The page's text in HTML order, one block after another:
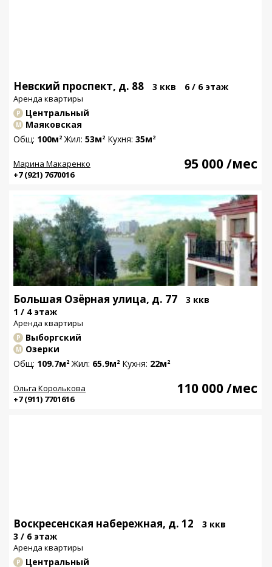
95 000/мес
Марина Макаренко
+7 (921) 7670016
Невский проспект, д. 88 3 ккв 6 / 6 этаж
Аренда квартиры
Р Центральный
М Маяковская
Общ: 100м2Жил: 53м2Кухня: 35м2
110 000/мес
Ольга Королькова
+7 (911) 7701616
Большая Озёрная улица, д. 77
3 ккв
1 / 4 этаж
Аренда квартиры
Р Выборгский
М Озерки
Общ: 109.7м2Жил: 65.9м2Кухня: 22м2
Воскресенская набережная, д. 12
3 ккв
3 / 6 этаж
Аренда квартиры
Р Центральный